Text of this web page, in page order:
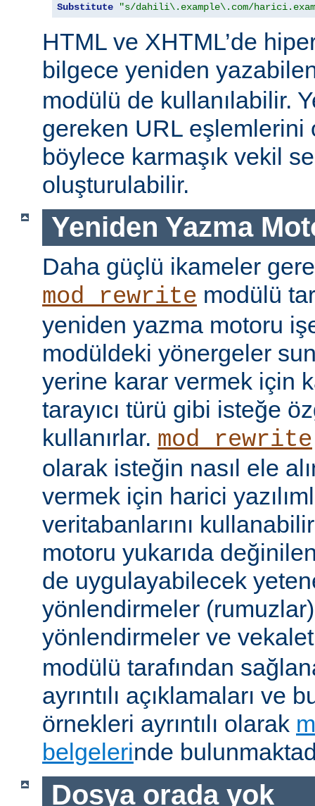
Substitute "s/dahili\.example\.com/
HTML ve XHTML’de
bilgece yeniden
modülü de kullanılabilir.
gereken URL eşlemlerini
böylece karmaşık vekil
oluşturulabilir.
Yeniden Yazma
Daha güçlü ikameler
mod_rewrite modülü
yeniden yazma motoru
modüldeki yönergeler
yerine karar vermek için
tarayıcı türü gibi isteğe
kullanırlar. mod_rewrite
olarak isteğin nasıl ele
vermek için harici
veritabanlarını
motoru yukarıda
de uygulayabilecek
yönlendirmeler
yönlendirmeler ve
modülü tarafından
ayrıntılı açıklamaları ve
örnekleri ayrıntılı olarak
belgelerinde
Dosya orada yok